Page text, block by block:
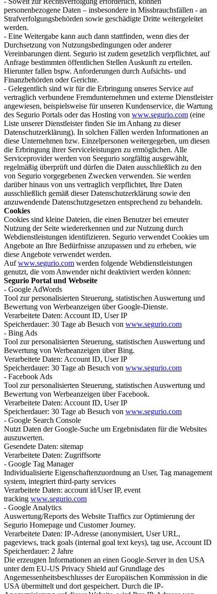
personenbezogene Daten – insbesondere in Missbrauchsfällen - an
Strafverfolgungsbehörden sowie geschädigte Dritte weitergeleitet
werden.
- Eine Weitergabe kann auch dann stattfinden, wenn dies der
Durchsetzung von Nutzungsbedingungen oder anderer
Vereinbarungen dient. Segurio ist zudem gesetzlich verpflichtet, auf
Anfrage bestimmten öffentlichen Stellen Auskunft zu erteilen.
Hierunter fallen bspw. Anforderungen durch Aufsichts- und
Finanzbehörden oder Gerichte.
- Gelegentlich sind wir für die Erbringung unseres Service auf
vertraglich verbundene Fremdunternehmen und externe Dienstleister
angewiesen, beispielsweise für unseren Kundenservice, die Wartung
des Segurio Portals oder das Hosting von www.segurio.com (eine
Liste unserer Dienstleister finden Sie im Anhang zu dieser
Datenschutzerklärung). In solchen Fällen werden Informationen an
diese Unternehmen bzw. Einzelpersonen weitergegeben, um diesen
die Erbringung ihrer Serviceleistungen zu ermöglichen. Alle
Serviceprovider werden von Seegurio sorgfältig ausgewählt,
regelmäßig überprüft und dürfen die Daten ausschließlich zu den
von Segurio vorgegebenen Zwecken verwenden. Sie werden
darüber hinaus von uns vertraglich verpflichtet, Ihre Daten
ausschließlich gemäß dieser Datenschutzerklärung sowie den
anzuwendende Datenschutzgesetzen entsprechend zu behandeln.
Cookies
Cookies sind kleine Dateien, die einen Benutzer bei erneuter
Nutzung der Seite wiedererkennen und zur Nutzung durch
Webdienstleistungen identifizieren. Segurio verwendet Cookies um
Angebote an Ihre Bedürfnisse anzupassen und zu erheben, wie
diese Angebote verwendet werden.
Aufwww.segurio.com werden folgende Webdienstleistungen
genutzt, die vom Anwender nicht deaktiviert werden können:
Segurio Portal und Webseite
- Google AdWords
Tool zur personalisierten Steuerung, statistischen Auswertung und
Bewertung von Werbeanzeigen über Google-Dienste.
Verarbeitete Daten: Account ID, User IP
Speicherdauer: 30 Tage ab Besuch von www.segurio.com
- Bing Ads
Tool zur personalisierten Steuerung, statistischen Auswertung und
Bewertung von Werbeanzeigen über Bing.
Verarbeitete Daten: Account ID, User IP
Speicherdauer: 30 Tage ab Besuch von www.segurio.com
- Facebook Ads
Tool zur personalisierten Steuerung, statistischen Auswertung und
Bewertung von Werbeanzeigen über Facebook.
Verarbeitete Daten: Account ID, User IP
Speicherdauer: 30 Tage ab Besuch von www.segurio.com
- Google Search Console
Nutzt Daten der Google-Suche um Ergebnisdaten für die Websites
auszuwerten.
Gesendete Daten: sitemap
Verarbeitete Daten: Zugriffsorte
- Google Tag Manager
Individualisierte Eigenschaftenzuordnung an User, Tag management
system, integriert third-party services
Verarbeitete Daten: account id/User IP, event
tracking www.segurio.com
- Google Analytics
Auswertung/Reports des Website Traffics zur Optimierung der
Segurio Homepage und Customer Journey.
Verarbeitete Daten: IP-Adresse (anonymisiert, User URL,
pageviews, track goals (internal goal text keys), tag use, Account ID
Speicherdauer: 2 Jahre
Die erzeugten Informationen an einen Google-Server in den USA
unter dem EU-US Privacy Shield auf Grundlage des
Angemessenheitsbeschlusses der Europäischen Kommission in die
USA übermittelt und dort gespeichert. Durch die IP-